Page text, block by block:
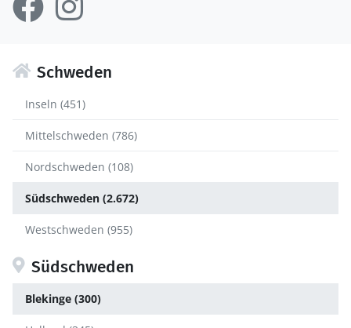
Schweden
Inseln (451)
Mittelschweden (786)
Nordschweden (108)
Südschweden (2.672)
Westschweden (955)
Südschweden
Blekinge (300)